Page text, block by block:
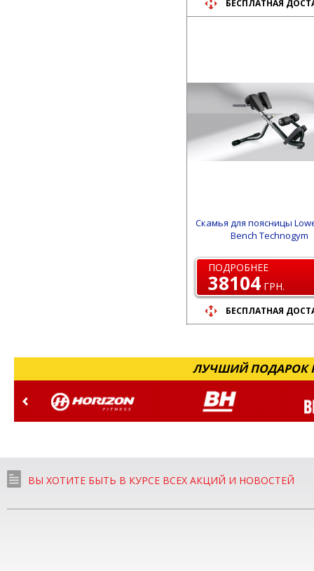
БЕСПЛАТНАЯ
Скамья для поясницы
Bench Technogym
ПОДРОБНЕЕ
38104 ГРН.
БЕСПЛАТНАЯ
ЛУЧШИЙ ПОДАРОК
ВЫ ХОТИТЕ БЫТЬ В КУРСЕ ВСЕХ АКЦИЙ И НОВОСТЕЙ